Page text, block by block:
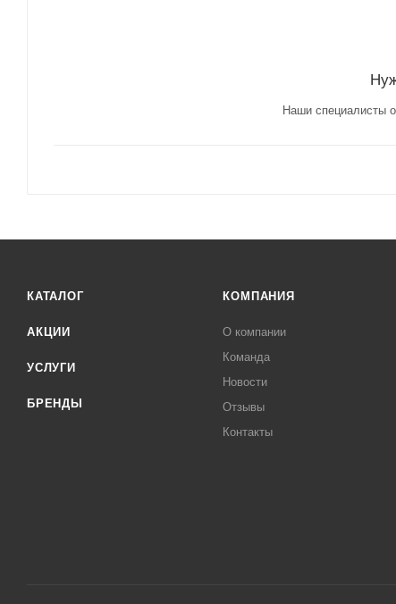
Наши специалисты
КАТАЛОГ
АКЦИИ
УСЛУГИ
БРЕНДЫ
КОМПАНИЯ
О компании
Команда
Новости
Отзывы
Контакты